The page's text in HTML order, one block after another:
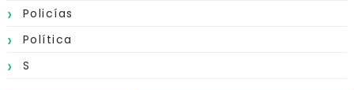
Policías
Política
S